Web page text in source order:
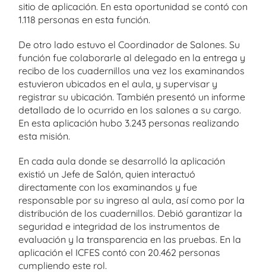
sitio de aplicación. En esta oportunidad se contó con
1.118 personas en esta función.
De otro lado estuvo el Coordinador de Salones. Su
función fue colaborarle al delegado en la entrega y
recibo de los cuadernillos una vez los examinandos
estuvieron ubicados en el aula, y supervisar y
registrar su ubicación. También presentó un informe
detallado de lo ocurrido en los salones a su cargo.
En esta aplicación hubo 3.243 personas realizando
esta misión.
En cada aula donde se desarrolló la aplicación
existió un Jefe de Salón, quien interactuó
directamente con los examinandos y fue
responsable por su ingreso al aula, así como por la
distribución de los cuadernillos. Debió garantizar la
seguridad e integridad de los instrumentos de
evaluación y la transparencia en las pruebas. En la
aplicación el ICFES contó con 20.462 personas
cumpliendo este rol.